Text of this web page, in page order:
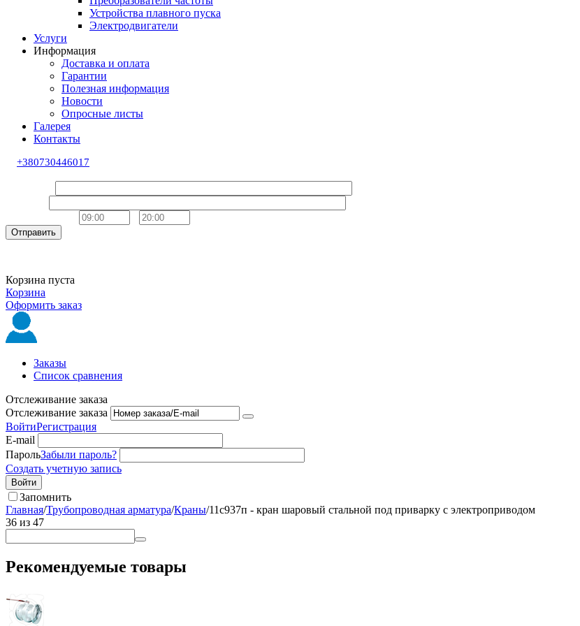
Устройства плавного пуска
Электродвигатели
Услуги
Информация
Доставка и оплата
Гарантии
Полезная информация
Новости
Опросные листы
Галерея
Контакты
+380730446017
Отправить
Корзина пуста
Корзина
Оформить заказ
Заказы
Список сравнения
Отслеживание заказа
Отслеживание заказа
ВойтиРегистрация
E-mail
ПарольЗабыли пароль?
Создать учетную запись
Войти
Запомнить
Главная/Трубопроводная арматура/Краны/11с937п - кран шаровый стальной под приварку с электроприводом
36 из 47
Рекомендуемые товары